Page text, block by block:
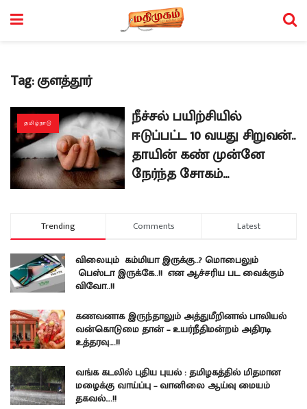
Tag:குளத்தூர்
தமிழ்நாடு
நீச்சல் பயிற்சியில்
ஈடுப்பட்ட 10 வயது சிறுவன்..
தாயின் கண் முன்னே
நேர்ந்த சோகம்…
Trending Comments Latest
விலையும் கம்மியா இருக்கு..? மொபைலும்
பெஸ்டா இருக்கே..!! என ஆச்சரிய பட வைக்கும்
விவோ..!!
கணவனாக இருந்தாலும் அத்துமீறினால் பாலியல்
வன்கொடுமை தான் – உயர்நீதிமன்றம் அதிரடி
உத்தரவு….!!
வங்க கடலில் புதிய புயல் : தமிழகத்தில் மிதமான
மழைக்கு வாய்ப்பு – வானிலை ஆய்வு மையம்
தகவல்….!!